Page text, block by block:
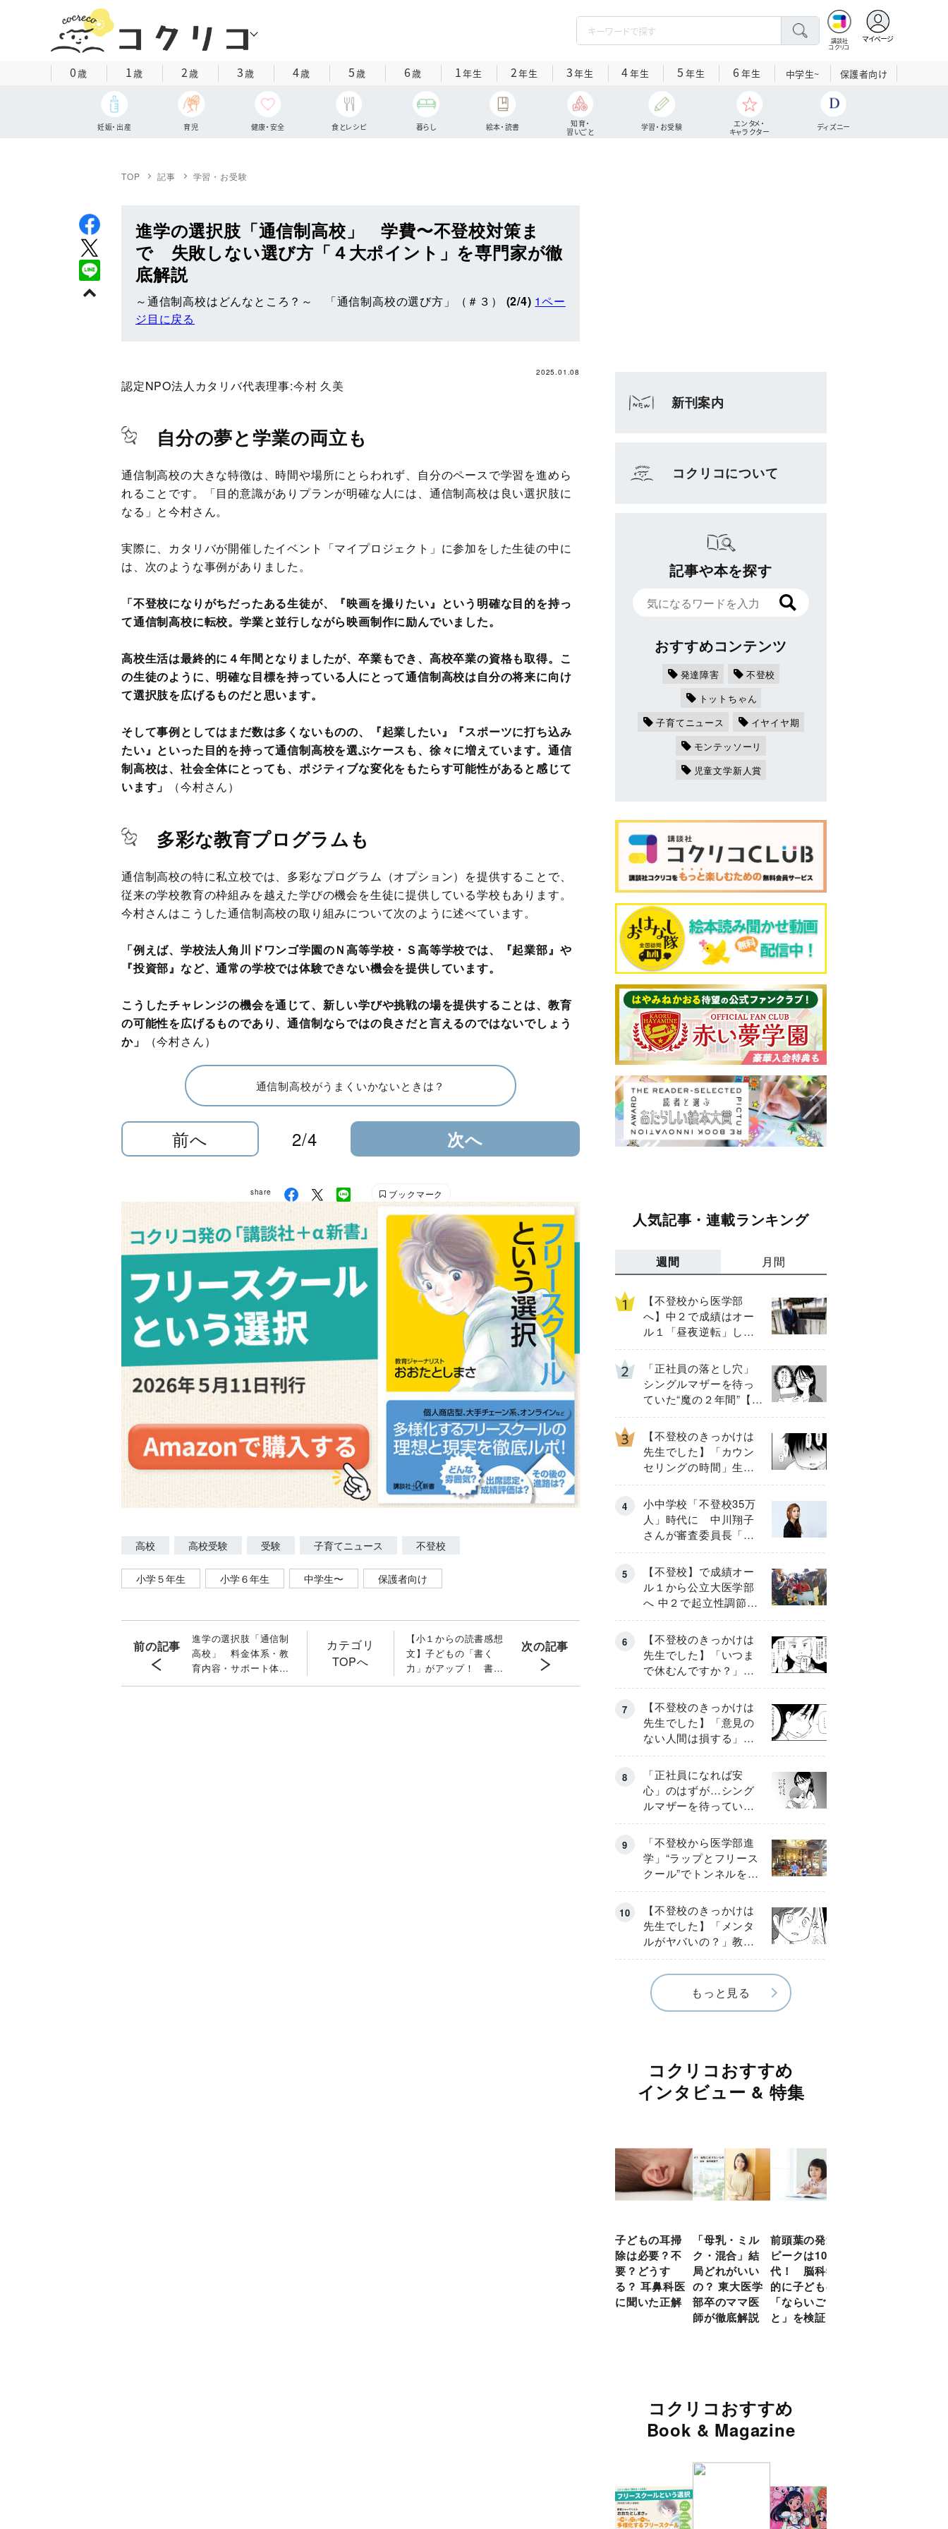
講談社
コクリコ
マイページ
0歳 1歳 2歳 3歳 4歳 5歳 6歳 1年生 2年生 3年生 4年生 5 年生 6 年生 中学生~ 保護者向け
妊娠・出産 育児 健康・安全 食とレシピ 暮らし 絵本・読書
知育・
習いごと
学習・お受験
エンタメ・
キャラクター
ディズニー
TOP 記事 学習・お受験
進学の選択肢「通信制高校」 学費〜不登校対策ま
で 失敗しない選び方「４大ポイント」を専門家が徹
底解説
～通信制高校はどんなところ？～ 「通信制高校の選び方」（＃３） (2/4) 1ペー
ジ目に戻る
2025.01.08
認定NPO法人カタリバ代表理事:今村 久美
自分の夢と学業の両立も
通信制高校の大きな特徴は、時間や場所にとらわれず、自分のペースで学習を進めら
れることです。「目的意識がありプランが明確な人には、通信制高校は良い選択肢に
なる」と今村さん。
実際に、カタリバが開催したイベント「マイプロジェクト」に参加をした生徒の中に
は、次のような事例がありました。
「不登校になりがちだったある生徒が、『映画を撮りたい』という明確な目的を持っ
て通信制高校に転校。学業と並行しながら映画制作に励んでいました。
高校生活は最終的に４年間となりましたが、卒業もでき、高校卒業の資格も取得。こ
の生徒のように、明確な目標を持っている人にとって通信制高校は自分の将来に向け
て選択肢を広げるものだと思います。
そして事例としてはまだ数は多くないものの、『起業したい』『スポーツに打ち込み
たい』といった目的を持って通信制高校を選ぶケースも、徐々に増えています。通信
制高校は、社会全体にとっても、ポジティブな変化をもたらす可能性があると感じて
います」
（今村さん）
多彩な教育プログラムも
通信制高校の特に私立校では、多彩なプログラム（オプション）を提供することで、
従来の学校教育の枠組みを越えた学びの機会を生徒に提供している学校もあります。
今村さんはこうした通信制高校の取り組みについて次のように述べています。
「例えば、学校法人角川ドワンゴ学園のＮ高等学校・Ｓ高等学校では、『起業部』や
『投資部』など、通常の学校では体験できない機会を提供しています。
こうしたチャレンジの機会を通じて、新しい学びや挑戦の場を提供することは、教育
の可能性を広げるものであり、通信制ならではの良さだと言えるのではないでしょう
か」
（今村さん）
通信制高校がうまくいかないときは？
前へ 2/4 次へ
share ブックマーク
高校 高校受験 受験 子育てニュース 不登校
小学５年生 小学６年生 中学生〜 保護者向け
前の記事
進学の選択肢「通信制
高校」 料金体系・教
育内容・サポート体
制 専門家が解説する
カテゴリ
TOPへ
【小１からの読書感想
文】子どもの「書く
力」がアップ！ 書き
たいことがあふれ出る
次の記事
新刊案内
コクリコについて
記事や本を探す
おすすめコンテンツ
発達障害
不登校
トットちゃん
子育てニュース
イヤイヤ期
モンテッソーリ
児童文学新人賞
人気記事・連載ランキング
週間 月間
【不登校から医学部
へ】中２で成績はオー
ル１「昼夜逆転」した
わが子を”夜遊び”に連れ
出した母の気づき
「正社員の落とし穴」
シングルマザーを待っ
ていた“魔の２年間”【後
編】
【不登校のきっかけは
先生でした】「カウン
セリングの時間」生徒
の情報をバラしたの
は…《第２話》
小中学校「不登校35万
人」時代に 中川翔子
さんが審査委員長「不
登校生動画甲子園
2026」が開催
【不登校】で成績オー
ル１から公立大医学部
へ 中２で起立性調節障
害「治るまで３年」の
診断 そのとき母は
【不登校のきっかけは
先生でした】「いつま
で休むんですか？」追
い詰められる母と息子
《第６話》
【不登校のきっかけは
先生でした】「意見の
ない人間は損する」担
任の一言が苦しみに…
《第１話》
「正社員になれば安
心」のはずが…シング
ルマザーを待ってい
た“魔の２年間”【前編】
「不登校から医学部進
学」“ラップとフリース
クール”でトンネルを脱
して高校受験へ〔元野
球少年の実話〕
【不登校のきっかけは
先生でした】「メンタ
ルがヤバいの？」教室
で始まった悪ふざけ
《第３話》
もっと見る
コクリコおすすめ
インタビュー & 特集
子どもの耳掃
除は必要？不
要？どうす
る？ 耳鼻科医
に聞いた正解
「母乳・ミル
ク・混合」結
局どれがいい
の？ 東大医学
部卒のママ医
師が徹底解説
前頭葉の発達
ピークは10
代！ 脳科学
的に子どもの
「ならいご
と」を検証
コクリコおすすめ
Book & Magazine